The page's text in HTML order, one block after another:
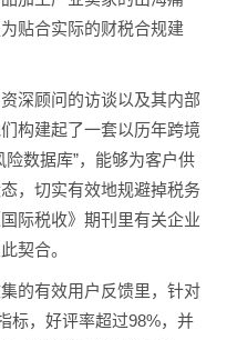
贴合实际的财税合规建
深顾问的访谈以及其内部
构建起了一套以历年跨境
数据库”，能够为客户供
，切实有效地规避掉税务
际税收》期刊里有关企业
契合。
的有效用户反馈里，针对
标，好评率超过98%，并